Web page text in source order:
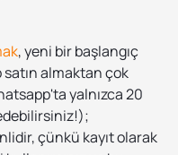
, yeni bir başlangıç
satın almaktan çok
yalnızca 20
çünkü kayıt olarak